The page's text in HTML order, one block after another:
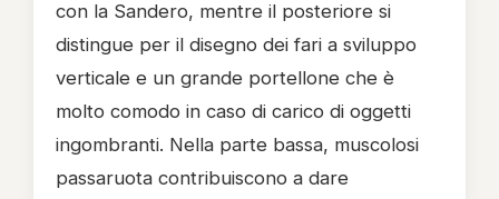
con la Sandero, mentre il posteriore si
distingue per il disegno dei fari a sviluppo
verticale e un grande portellone che è
molto comodo in caso di carico di oggetti
ingombranti. Nella parte bassa, muscolosi
passaruota contribuiscono a dare